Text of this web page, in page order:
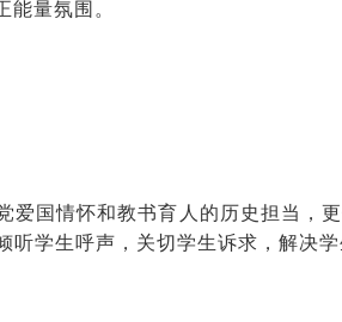
量氛围。
国情怀和教书育人的历史担当，
学生呼声，关切学生诉求，解决学